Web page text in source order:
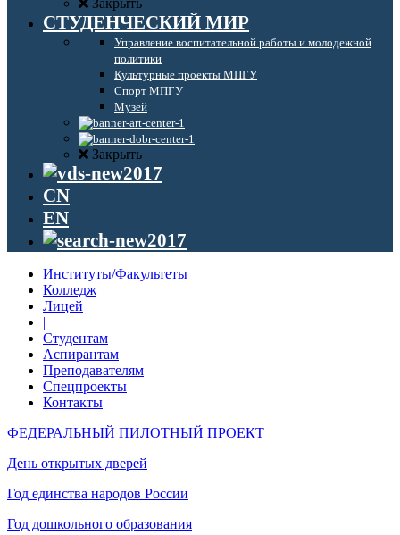
Закрыть
СТУДЕНЧЕСКИЙ МИР
Управление воспитательной работы и молодежной
политики
Культурные проекты МПГУ
Спорт МПГУ
Музей
Закрыть
CN
EN
Институты/Факультеты
Колледж
Лицей
|
Студентам
Аспирантам
Преподавателям
Спецпроекты
Контакты
ФЕДЕРАЛЬНЫЙ ПИЛОТНЫЙ ПРОЕКТ
День открытых дверей
Год единства народов России
Год дошкольного образования